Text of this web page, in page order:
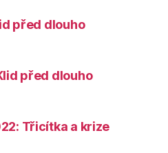
před dlouho
před dlouho
Třicítka a krize